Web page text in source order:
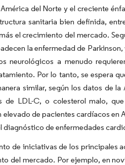
del Norte y el creciente
sanitaria bien definida,
el crecimiento del mercado.
la enfermedad de
neurológicos a menudo
Por lo tanto, se espera
similar, según los datos de
de LDL-C, o colesterol malo,
elevado de pacientes cardíacos
diagnóstico de enfermedades
de iniciativas de los
del mercado. Por ejemplo, en